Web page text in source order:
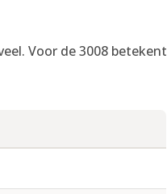
Voor de 3008 betekent